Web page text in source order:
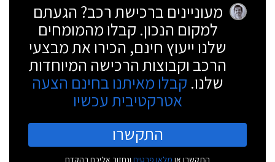
מעוניינים ברכישת רכב? הגעתם
למקום הנכון. קבלו מהמומחים
שלנו ייעוץ חינם, הכירו את מבצעי
הרכב וקבוצות הרכישה המיוחדות
שלנו. קבלו מאיתנו בחינם הצעה
אטרקטיבית עכשיו
התקשרו
התקשרו או מלאו פרטים ונחזור אליכם בהקדם